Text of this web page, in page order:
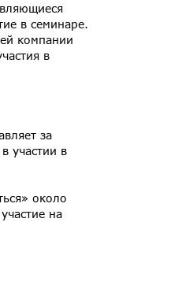
в семинаре.
компании
в
за
участии в
около
на